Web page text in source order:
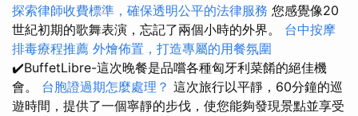
探索律師收費標準，確保透明公平的法律服務 您感覺像20
世紀初期的歌舞表演，忘記了兩個小時的外界。 台中按摩
排毒療程推薦 外燴佈置，打造專屬的用餐氛圍
✔️BuffetLibre-這次晚餐是品嚐各種匈牙利菜餚的絕佳機
會。 台胞證過期怎麼處理？ 這次旅行以平靜，60分鐘的巡
遊時間，提供了一個寧靜的步伐，使您能夠發現景點並享受